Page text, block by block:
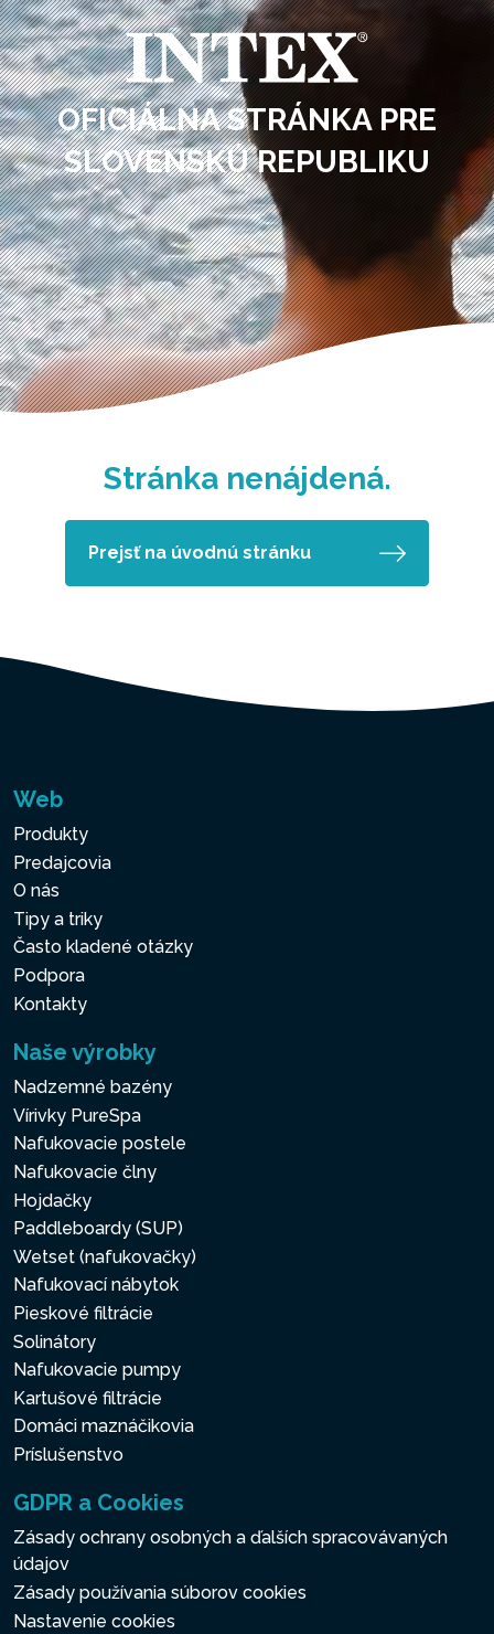
OFICIÁLNA STRÁNKA PRE
SLOVENSKÚ REPUBLIKU
Stránka nenájdená.
Prejsť na úvodnú stránku
Web
Produkty
Predajcovia
O nás
Tipy a triky
Často kladené otázky
Podpora
Kontakty
Naše výrobky
Nadzemné bazény
Vírivky PureSpa
Nafukovacie postele
Nafukovacie člny
Hojdačky
Paddleboardy (SUP)
Wetset (nafukovačky)
Nafukovací nábytok
Pieskové filtrácie
Solinátory
Nafukovacie pumpy
Kartušové filtrácie
Domáci maznáčikovia
Príslušenstvo
GDPR a Cookies
Zásady ochrany osobných a ďalších spracovávaných
údajov
Zásady používania súborov cookies
Nastavenie cookies